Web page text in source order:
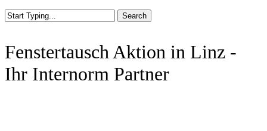
Search
Fenstertausch Aktion in Linz -
Ihr Internorm Partner